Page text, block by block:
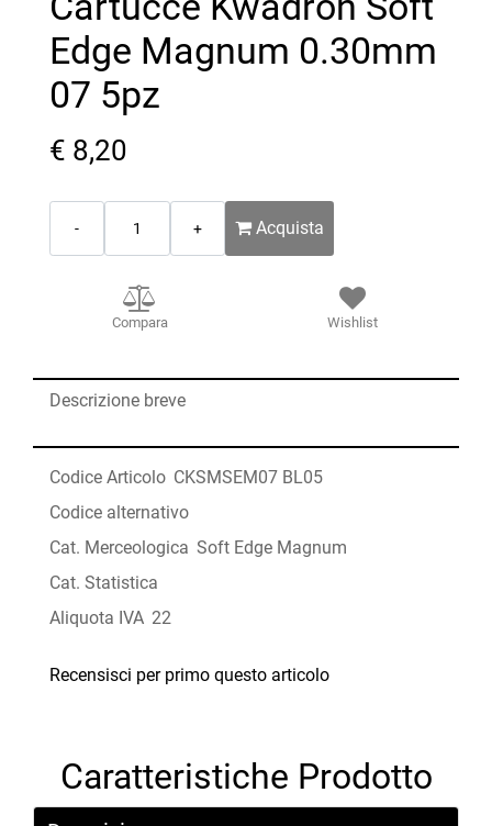
Edge Magnum 0.30mm
07 5pz
€ 8,20
Acquista
Compara Wishlist
Descrizione breve
Codice Articolo CKSMSEM07 BL05
Codice alternativo
Cat. Merceologica Soft Edge Magnum
Cat. Statistica
Aliquota IVA 22
Recensisci per primo questo articolo
Caratteristiche Prodotto